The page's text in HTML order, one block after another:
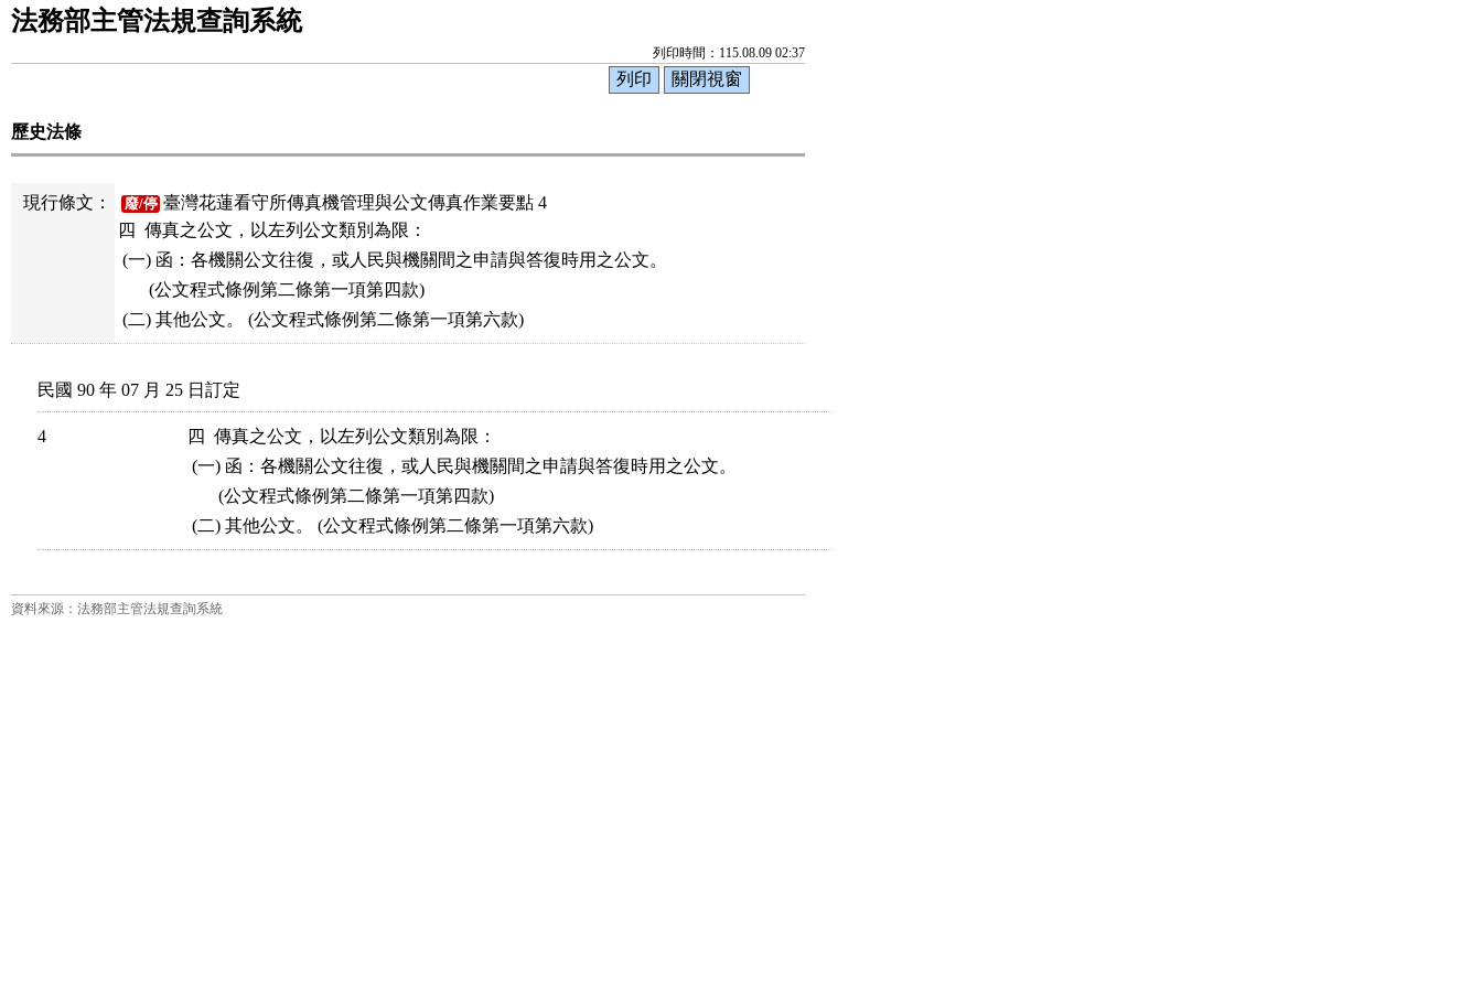
法務部主管法規查詢系統
列印時間：115.08.09 02:37
歷史法條
現行條文： 廢/停 臺灣花蓮看守所傳真機管理與公文傳真作業要點 4
四  傳真之公文，以左列公文類別為限：
(一) 函：各機關公文往復，或人民與機關間之申請與答復時用之公文。
       (公文程式條例第二條第一項第四款)
民國 90 年 07 月 25 日訂定
4
四  傳真之公文，以左列公文類別為限：
(一) 函：各機關公文往復，或人民與機關間之申請與答復時用之公文。
       (公文程式條例第二條第一項第四款)
資料來源：法務部主管法規查詢系統